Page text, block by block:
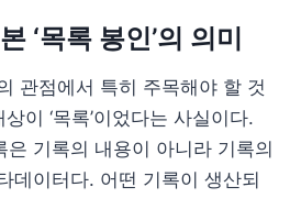
‘목록 봉인’의 의미
관점에서 특히 주목해야 할 것
이 ‘목록’이었다는 사실이다.
은 기록의 내용이 아니라 기록의
데이터다. 어떤 기록이 생산되